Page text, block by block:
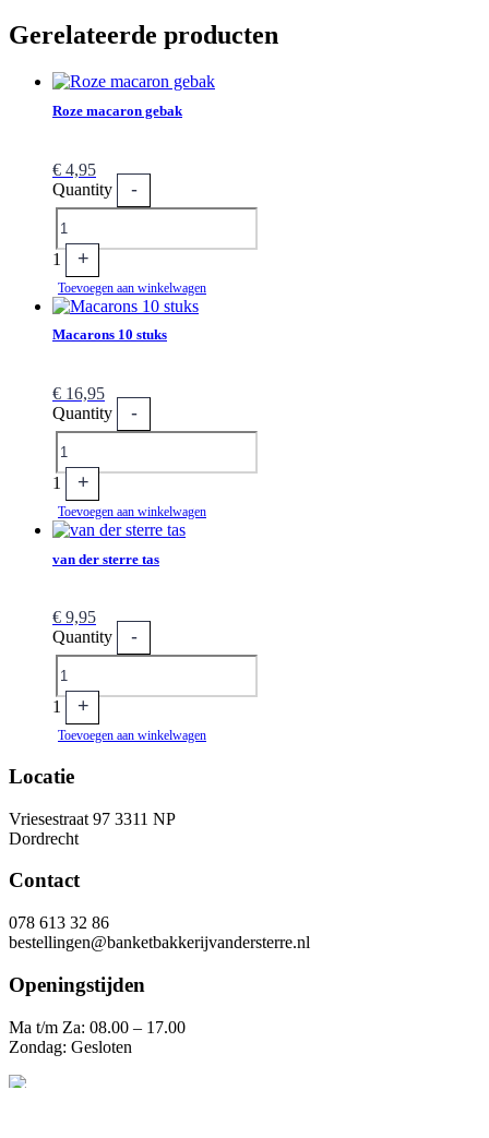
Gerelateerde producten
Roze macaron gebak
€ 4,95
Quantity
-
1 +
Toevoegen aan winkelwagen
Macarons 10 stuks
€ 16,95
Quantity
-
1 +
Toevoegen aan winkelwagen
van der sterre tas
€ 9,95
Quantity
-
1 +
Toevoegen aan winkelwagen
Locatie
Vriesestraat 97 3311 NP
Dordrecht
Contact
078 613 32 86
bestellingen@banketbakkerijvandersterre.nl
Openingstijden
Ma t/m Za: 08.00 – 17.00
Zondag: Gesloten